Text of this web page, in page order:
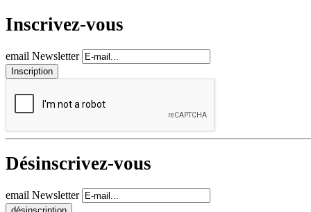
Inscrivez-vous
email Newsletter
Désinscrivez-vous
email Newsletter